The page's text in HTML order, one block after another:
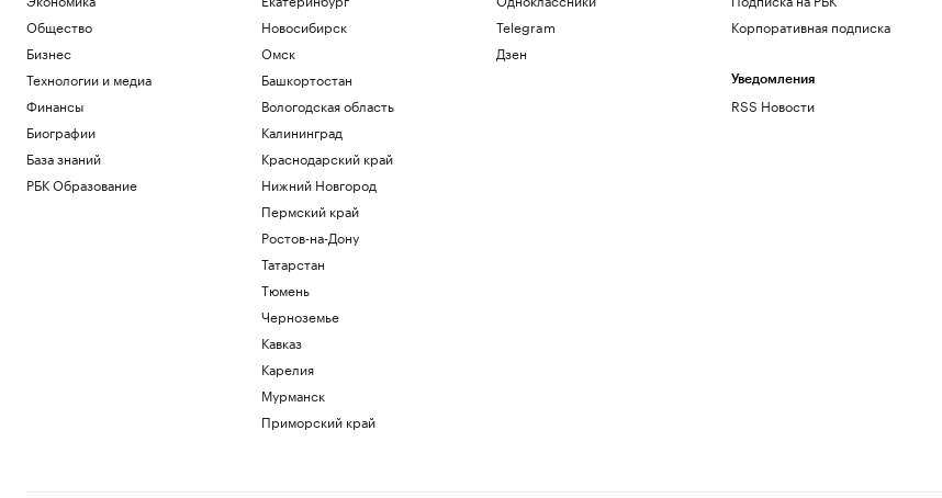
Общество
Бизнес
Технологии и медиа
Финансы
Биографии
База знаний
РБК Образование
Новосибирск
Омск
Башкортостан
Вологодская область
Калининград
Краснодарский край
Нижний Новгород
Пермский край
Ростов-на-Дону
Татарстан
Тюмень
Черноземье
Кавказ
Карелия
Мурманск
Приморский край
Telegram
Дзен
Корпоративная подписка
Уведомления
RSS Новости